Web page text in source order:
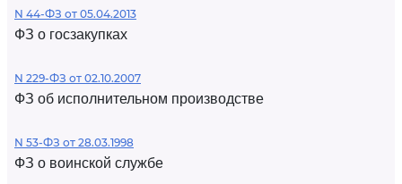
N 44-ФЗ от 05.04.2013
ФЗ о госзакупках
N 229-ФЗ от 02.10.2007
ФЗ об исполнительном производстве
N 53-ФЗ от 28.03.1998
ФЗ о воинской службе